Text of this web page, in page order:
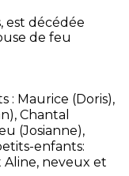
est décédée
de feu
: Maurice (Doris),
Chantal
(Josianne),
enfants:
Aline, neveux et